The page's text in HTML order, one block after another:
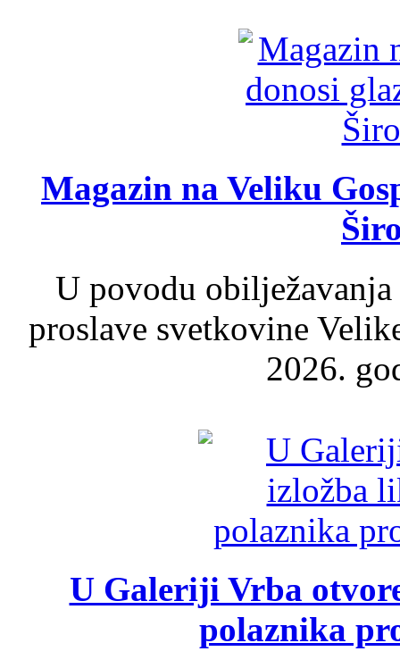
Magazin na Veliku
U povodu
proslave svetkovine
2026.
U Galeriji Vrba
polaznika